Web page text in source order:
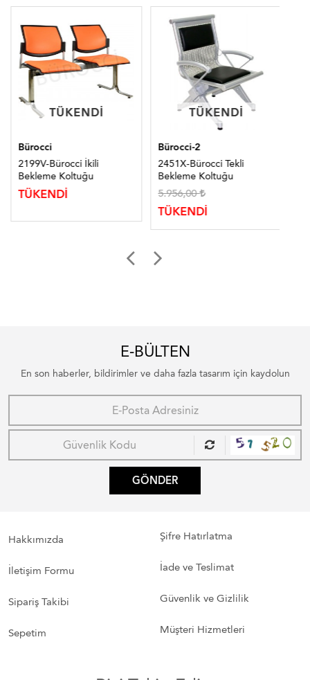
TÜKENDI
TÜKENDI
Bürocci
2199V-Bürocci İkili
Bekleme Koltuğu
TÜKENDİ
TÜKENDI
TÜKENDI
Bürocci-2
2451X-Bürocci Tekli
Bekleme Koltuğu
5.956,00
TÜKENDİ
E-BÜLTEN
En son haberler, bildirimler ve daha fazla tasarım için kaydolun
GÖNDER
Hakkımızda
İletişim Formu
Sipariş Takibi
Sepetim
Şifre Hatırlatma
İade ve Teslimat
Güvenlik ve Gizlilik
Müşteri Hizmetleri